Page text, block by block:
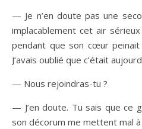
— Je n’en doute pas une
implacablement cet air
pendant que son cœur
J’avais oublié que c’était
— Nous rejoindras-tu ?
— J’en doute. Tu sais que ce
son décorum me mettent mal à